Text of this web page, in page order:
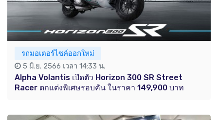
รถมอเตอร์ไซค์ออกใหม่
5 มิ.ย. 2566 เวลา 14:33 น.
Alpha Volantis เปิดตัว Horizon 300 SR Street
Racer ตกแต่งพิเศษรอบคัน ในราคา 149,900 บาท